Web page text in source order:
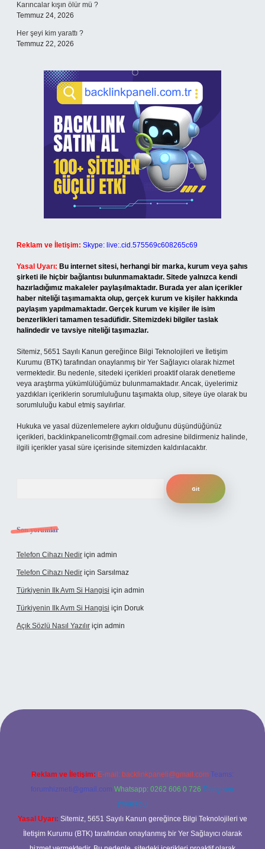
Karıncalar kışın ölür mü ?
Temmuz 24, 2026
Her şeyi kim yarattı ?
Temmuz 22, 2026
Reklam ve İletişim: Skype: live:.cid.575569c608265c69
Yasal Uyarı: Bu internet sitesi, herhangi bir marka, kurum veya şahıs
şirketi ile hiçbir bağlantısı bulunmamaktadır. Sitede yalnızca kendi
hazırladığımız makaleler paylaşılmaktadır. Burada yer alan içerikler
haber niteliği taşımamakta olup, gerçek kurum ve kişiler hakkında
paylaşım yapılmamaktadır. Gerçek kurum ve kişiler ile isim
benzerlikleri tamamen tesadüfidir. Sitemizdeki bilgiler taslak
halindedir ve tavsiye niteliği taşımazlar.
Sitemiz, 5651 Sayılı Kanun gereğince Bilgi Teknolojileri ve İletişim
Kurumu (BTK) tarafından onaylanmış bir Yer Sağlayıcı olarak hizmet
vermektedir. Bu nedenle, sitedeki içerikleri proaktif olarak denetleme
veya araştırma yükümlülüğümüz bulunmamaktadır. Ancak, üyelerimiz
yazdıkları içeriklerin sorumluluğunu taşımakta olup, siteye üye olarak bu
sorumluluğu kabul etmiş sayılırlar.
Hukuka ve yasal düzenlemelere aykırı olduğunu düşündüğünüz
içerikleri, backlinkpanelicomtr@gmail.com adresine bildirmeniz halinde,
ilgili içerikler yasal süre içerisinde sitemizden kaldırılacaktır.
Son yorumlar
Telefon Cihazı Nedir için admin
Telefon Cihazı Nedir için Sarsılmaz
Türkiyenin Ilk Avm Si Hangisi için admin
Türkiyenin Ilk Avm Si Hangisi için Doruk
Açık Sözlü Nasıl Yazılır için admin
Reklam ve İletişim: E-mail: backlinkpaneli@gmail.com Teams:
forumhizmeti@gmail.com Whatsapp: 0262 606 0 726 Telegram:
@karabul
Yasal Uyarı: Sitemiz, 5651 Sayılı Kanun gereğince Bilgi Teknolojileri ve
İletişim Kurumu (BTK) tarafından onaylanmış bir Yer Sağlayıcı olarak